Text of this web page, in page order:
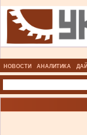
НОВОСТИ АНАЛИТИКА